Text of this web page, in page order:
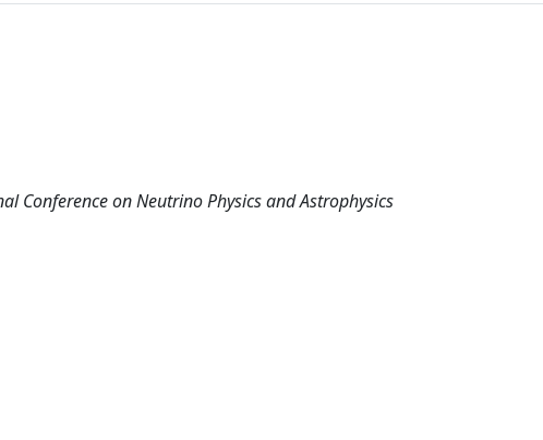
Conference on Neutrino Physics and Astrophysics